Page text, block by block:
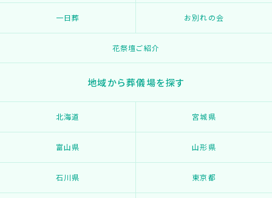
一日葬 お別れの会
花祭壇ご紹介
地域から葬儀場を探す
北海道 宮城県
富山県 山形県
石川県 東京都